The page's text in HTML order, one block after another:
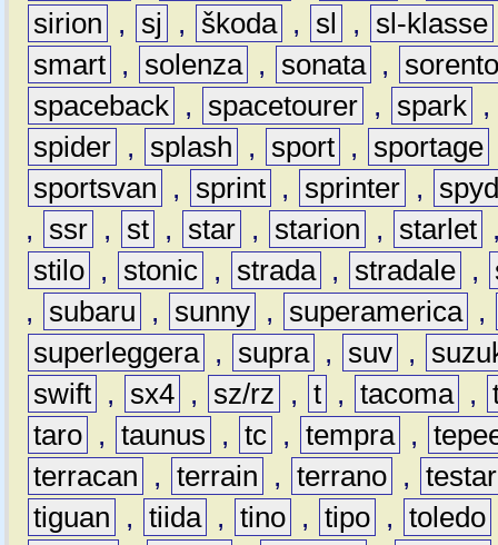
sirion
, sj , škoda , sl , sl-klasse
smart , solenza , sonata ,
spaceback , spacetourer , spark ,
spider , splash , sport , sportage
sportsvan
, sprint , sprinter ,
,
ssr , st , star , starion , starlet
stilo , stonic , strada , stradale ,
,
subaru , sunny , superamerica ,
superleggera , supra , suv ,
swift , sx4 , sz/rz , t , tacoma ,
taro , taunus , tc , tempra ,
terracan
, terrain , terrano ,
tiguan
, tiida , tino , tipo , toledo